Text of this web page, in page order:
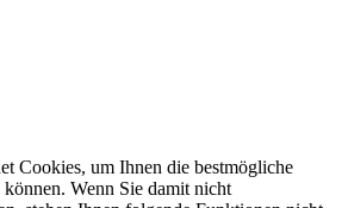
Cookies, um Ihnen die bestmögliche
Wenn Sie damit nicht